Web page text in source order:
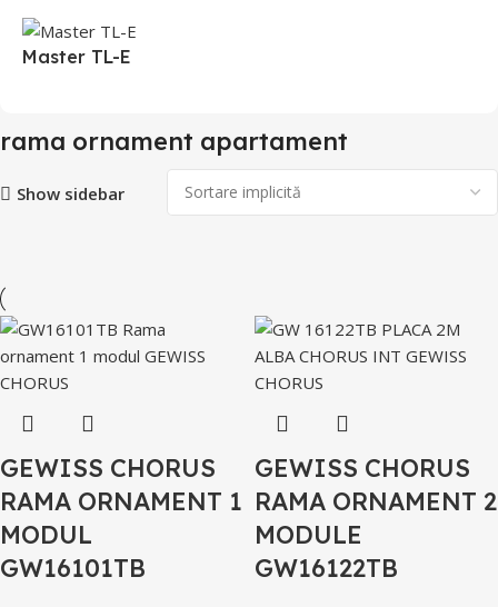
Master TL-E
rama ornament apartament
Show sidebar
GEWISS CHORUS
RAMA ORNAMENT 1
MODUL
GW16101TB
GEWISS CHORUS
RAMA ORNAMENT 2
MODULE
GW16122TB